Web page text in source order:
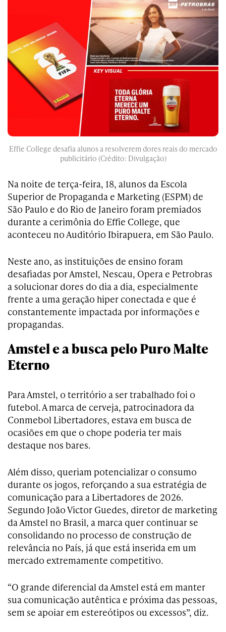
Effie College desafia alunos a resolverem dores reais do mercado
publicitário (Crédito: Divulgação)
Na noite de terça-feira, 18, alunos da Escola
Superior de Propaganda e Marketing (ESPM) de
São Paulo e do Rio de Janeiro foram premiados
durante a cerimônia do Effie College, que
aconteceu no Auditório Ibirapuera, em São Paulo.
Neste ano, as instituições de ensino foram
desafiadas por Amstel, Nescau, Opera e Petrobras
a solucionar dores do dia a dia, especialmente
frente a uma geração hiper conectada e que é
constantemente impactada por informações e
propagandas.
Amstel e a busca pelo Puro Malte
Eterno
Para Amstel, o território a ser trabalhado foi o
futebol. A marca de cerveja, patrocinadora da
Conmebol Libertadores, estava em busca de
ocasiões em que o chope poderia ter mais
destaque nos bares.
Além disso, queriam potencializar o consumo
durante os jogos, reforçando a sua estratégia de
comunicação para a Libertadores de 2026.
Segundo João Victor Guedes, diretor de marketing
da Amstel no Brasil, a marca quer continuar se
consolidando no processo de construção de
relevância no País, já que está inserida em um
mercado extremamente competitivo.
“O grande diferencial da Amstel está em manter
sua comunicação autêntica e próxima das pessoas,
sem se apoiar em estereótipos ou excessos”, diz.